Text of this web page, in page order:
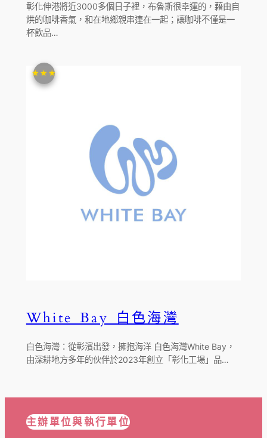
彰化伸港將近3000多個日子裡，布魯斯很幸運的，藉由自
烘的咖啡香氣，和在地鄉親串連在一起；讓咖啡不僅是一
杯飲品…
White Bay 白色海灣
★★★
白色海灣：從彰濱出發，擁抱海洋 白色海灣White Bay，
由深耕地方多年的伙伴於2023年創立「彰化工場」品…
主辦單位與執行單位